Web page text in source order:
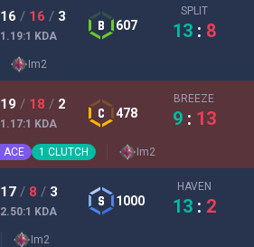
16 / 16 / 3
1.19:1 KDA
607
SPLIT
13 : 8
Im2
19 / 18 / 2
1.17:1 KDA
478
BREEZE
9 : 13
ACE 1 CLUTCH Im2
17 / 8 / 3
2.50:1 KDA
1000
HAVEN
13 : 2
Im2